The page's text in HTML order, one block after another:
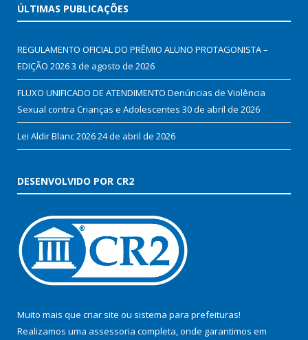
ÚLTIMAS PUBLICAÇÕES
REGULAMENTO OFICIAL DO PRÊMIO ALUNO PROTAGONISTA –
EDIÇÃO 20263 de agosto de 2026
FLUXO UNIFICADO DE ATENDIMENTO Denúncias de Violência
Sexual contra Crianças e Adolescentes 30 de abril de 2026
Lei Aldir Blanc 202624 de abril de 2026
DESENVOLVIDO POR CR2
Muito mais que criar site ou sistema para prefeituras!
Realizamos uma assessoria completa, onde garantimos em